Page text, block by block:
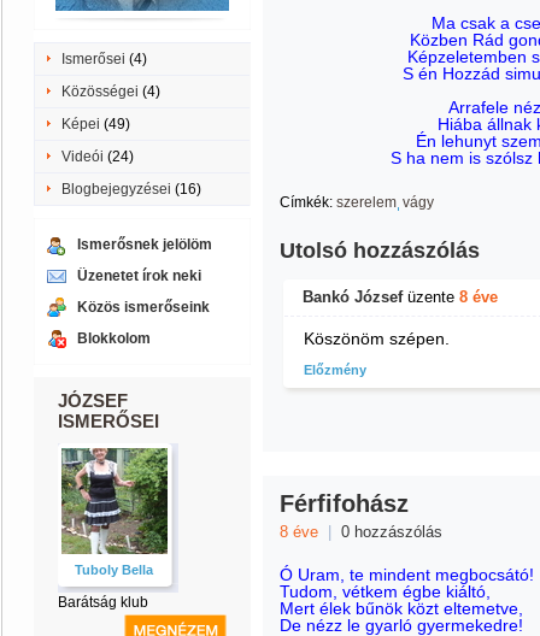
Ismerősei (4)
Közösségei (4)
Képei (49)
Videói (24)
Blogbejegyzései (16)
Ismerősnek jelölöm
Üzenetet írok neki
Közös ismerőseink
Blokkolom
JÓZSEF
ISMERŐSEI
Tuboly Bella
Barátság klub
Ma csak a
Közben Rád
Képzeletemben
S én Hozzád
Arrafele
Hiába állnak
Én lehunyt
S ha nem is
Címkék: szerelem vágy
Utolsó hozzászólás
Bankó Józsefüzente 8 éve
Köszönöm szépen.
Előzmény
Férfifohász
8 éve 0 hozzászólás
Ó Uram, te mindent megbocsátó!
Tudom, vétkem égbe kiáltó,
Mert élek bűnök közt eltemetve,
De nézz le gyarló gyermekedre!